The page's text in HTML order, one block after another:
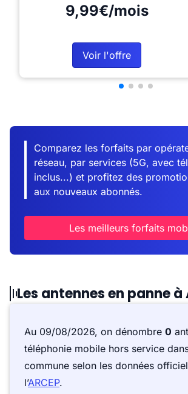
9,99€/mois
Voir l'offre
Comparez les forfaits par
réseau, par services (5G, avec
inclus...) et profitez des
aux nouveaux abonnés.
Les meilleurs forfaits
Les antennes en panne
Au 09/08/2026, on dénombre 0
téléphonie mobile hors service
commune selon les données
l’ARCEP.